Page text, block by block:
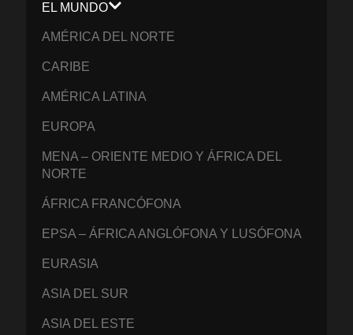
EL MUNDO
AMÉRICA DEL NORTE
CARIBE
AMÉRICA LATINA
EUROPA
MENA – ORIENTE MEDIO Y ÁFRICA DEL
NORTE
ÁFRICA FRANCÓFONA
EPSA – ÁFRICA ANGLÓFONA Y LUSÓFONA
EURASIA
ASIA DEL SUR
ASIA DEL ESTE